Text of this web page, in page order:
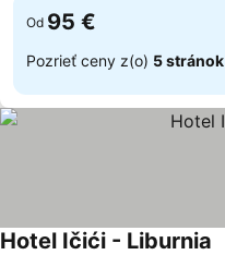
Od 95 €
Pozrieť ceny z(o) 5 stránok
Hotel Ičići - Liburnia